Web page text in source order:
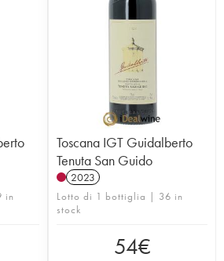
in
Toscana IGT Guidalberto
Tenuta San Guido
2023
Lotto di 1 bottiglia | 36 in
stock
54€